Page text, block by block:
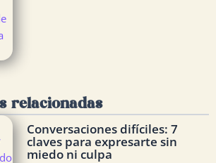
relacionadas
Conversaciones difíciles: 7
claves para expresarte sin
miedo ni culpa